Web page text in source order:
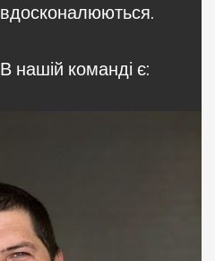
вдосконалюються.
В нашій команді є: